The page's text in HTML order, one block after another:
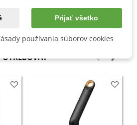
Prijať všetko
používania súborov cookies